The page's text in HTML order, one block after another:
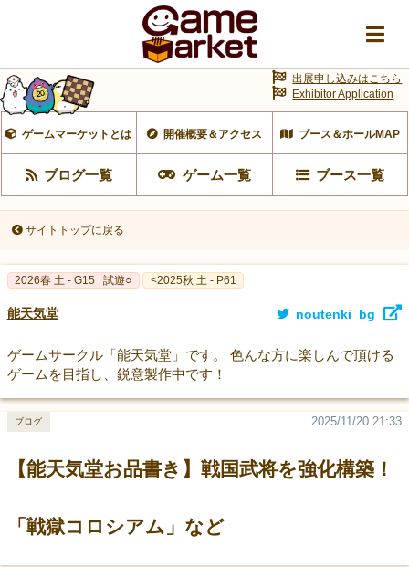
ゲームマーケットとは 開催概要＆アクセス ブース＆ホールMAP
ブログ一覧 ゲーム一覧 ブース一覧
出展申し込みはこちら
Exhibitor Application
サイトトップに戻る
2026春 土 - G15 試遊○ <2025秋 土 - P61
能天気堂 noutenki_bg
ゲームサークル「能天気堂」です。 色んな方に楽しんで頂ける
ゲームを目指し、鋭意製作中です！
【能天気堂お品書き】戦国武将を強化構築！
「戦獄コロシアム」など
2025/11/20 21:33
ブログ